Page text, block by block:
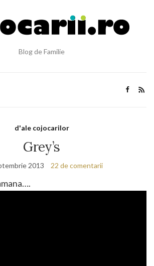
Blog de Familie
d'ale cojocarilor
Grey’s
2013 22 de comentarii